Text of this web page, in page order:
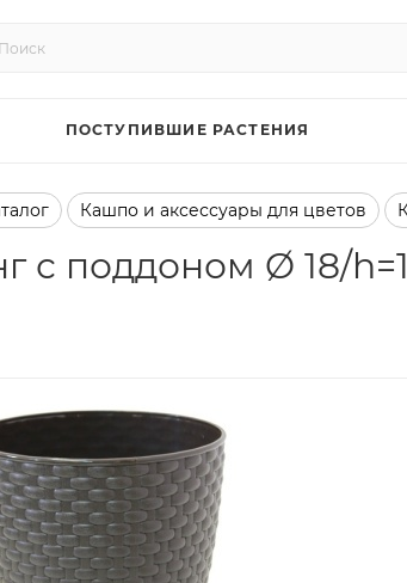
ПОСТУПИВШИЕ РАСТЕНИЯ
Кашпо и аксессуары для цветов
с поддоном Ø 18/